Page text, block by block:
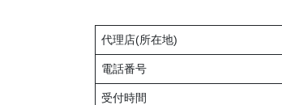
代理店(所在地)
電話番号
受付時間